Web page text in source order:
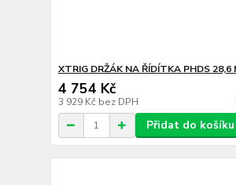
XTRIG DRŽÁK NA ŘÍDÍTKA PHDS 28,6
4 754 Kč
3 929 Kč bez DPH
Přidat do košíku